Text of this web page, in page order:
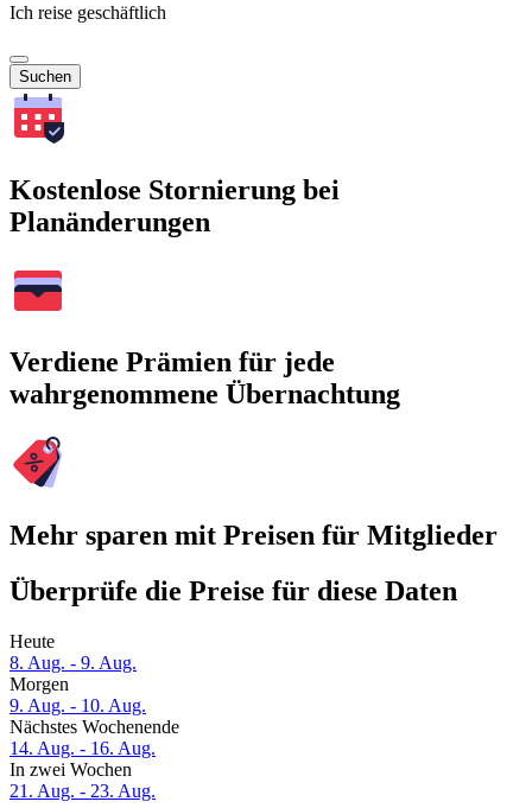
Ich reise geschäftlich
Suchen
Kostenlose Stornierung bei
Planänderungen
Verdiene Prämien für jede
wahrgenommene Übernachtung
Mehr sparen mit Preisen für Mitglieder
Überprüfe die Preise für diese Daten
Heute
8. Aug. - 9. Aug.
Morgen
9. Aug. - 10. Aug.
Nächstes Wochenende
14. Aug. - 16. Aug.
In zwei Wochen
21. Aug. - 23. Aug.